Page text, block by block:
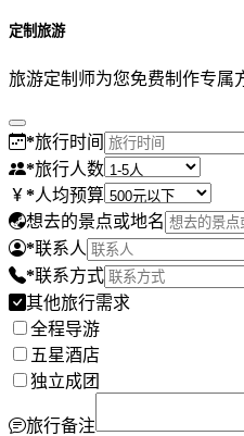
定制旅游
旅游定制师为您免费制作专属
*旅行时间
*旅行人数
*人均预算
想去的景点或地名
*联系人
*联系方式
其他旅行需求
全程导游
五星酒店
独立成团
旅行备注